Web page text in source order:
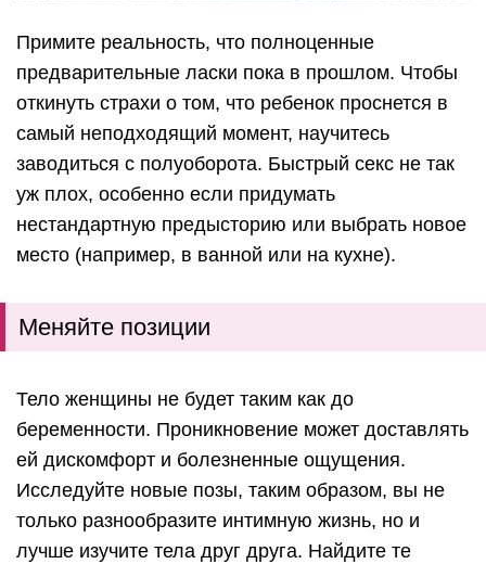
Примите реальность, что полноценные
предварительные ласки пока в прошлом. Чтобы
откинуть страхи о том, что ребенок проснется в
самый неподходящий момент, научитесь
заводиться с полуоборота. Быстрый секс не так
уж плох, особенно если придумать
нестандартную предысторию или выбрать новое
место (например, в ванной или на кухне).
Меняйте позиции
Тело женщины не будет таким как до
беременности. Проникновение может доставлять
ей дискомфорт и болезненные ощущения.
Исследуйте новые позы, таким образом, вы не
только разнообразите интимную жизнь, но и
лучше изучите тела друг друга. Найдите те